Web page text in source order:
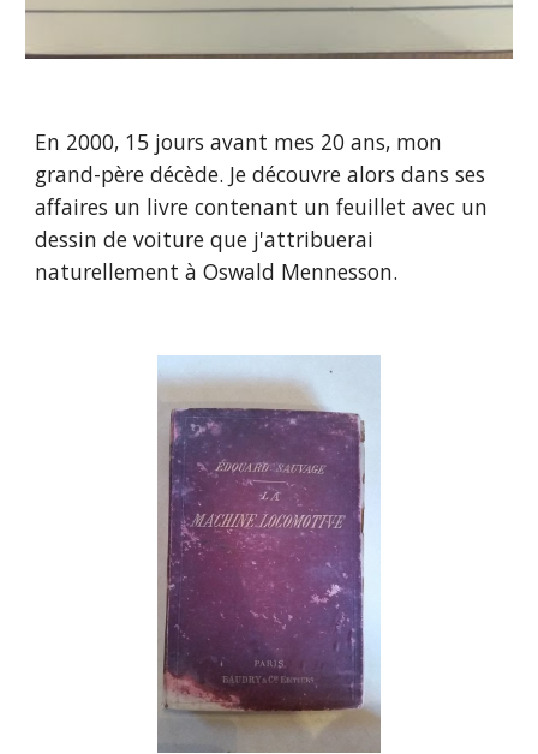
En 2000, 15 jours avant mes 20 ans, mon
grand-père décède. Je découvre alors dans ses
affaires un livre contenant un feuillet avec un
dessin de voiture que j'attribuerai
naturellement à Oswald Mennesson.